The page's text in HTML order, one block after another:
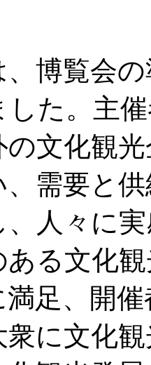
博覧会
した。主
の文化観
、需要と
、人々に
ある文化
足、開
衆に文化